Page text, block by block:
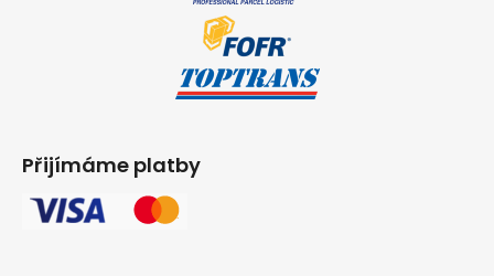
Přijímáme platby